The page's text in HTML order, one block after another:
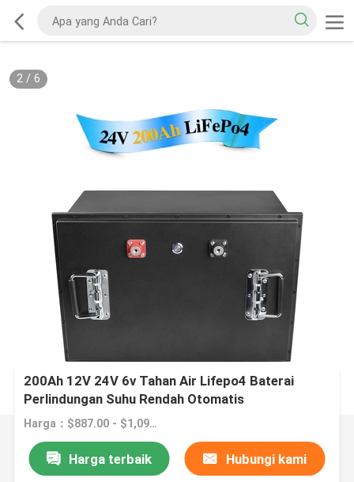
2/ 6
200Ah 12V 24V 6v Tahan Air Lifepo4 Baterai
Perlindungan Suhu Rendah Otomatis
Harga：$887.00 - $1,090.00/pieces
Harga terbaik Hubungi kami